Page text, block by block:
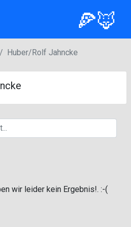
🍕🦊
Huber/Rolf Jahncke
wir leider kein Ergebnis!. :-(